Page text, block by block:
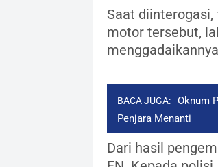
Saat
motor tersebut,
BACA JUGA:
Oknum
Penjara Menanti
Dari hasil